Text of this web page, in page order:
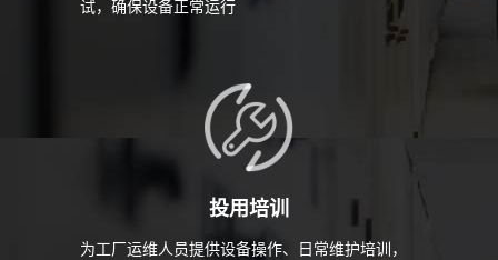
试，确保设备正常运行
投用培训
为工厂运维人员提供设备操作、日常维护培训，